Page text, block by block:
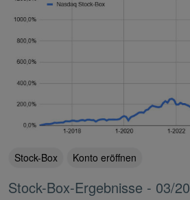
Stock-Box Konto eröffnen
Stock-Box-Ergebnisse - 03/